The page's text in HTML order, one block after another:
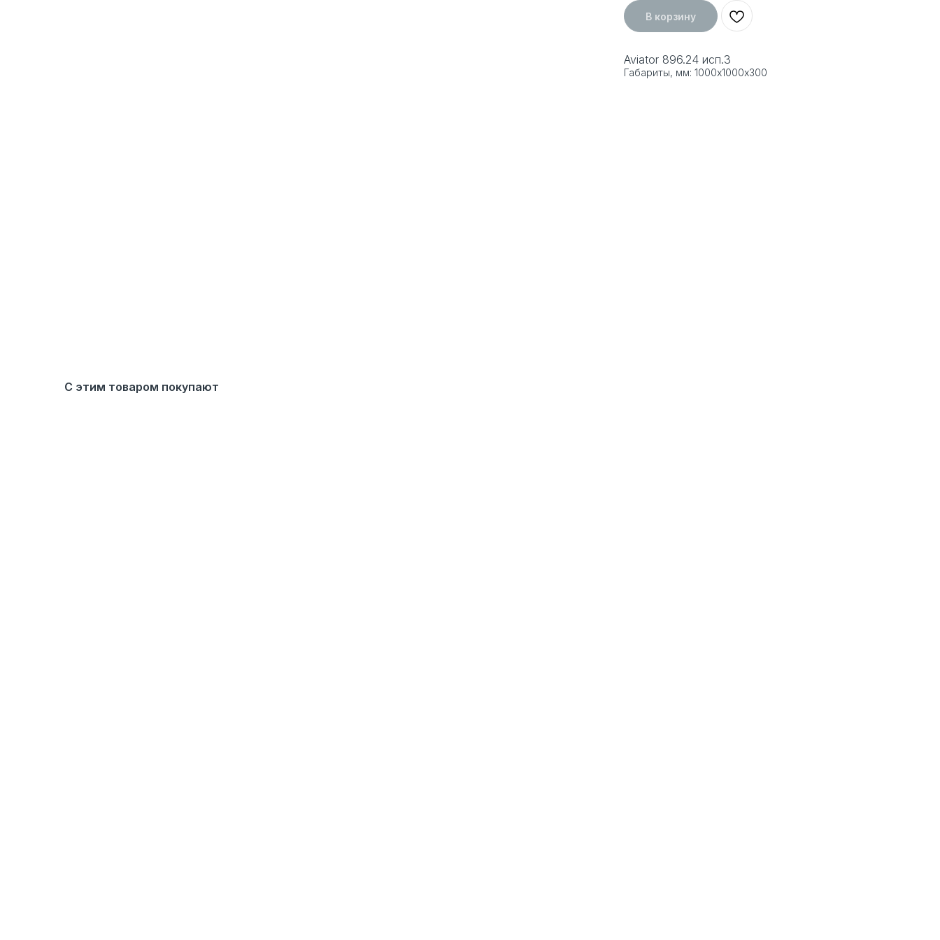
В корзину
Aviator 896.24 исп.3
Габариты, мм: 1000х1000х300
С этим товаром покупают